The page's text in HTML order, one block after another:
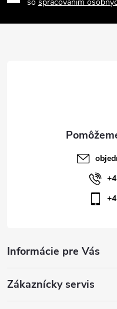
v
p
Informácie pre Vás
Zákaznícky servis